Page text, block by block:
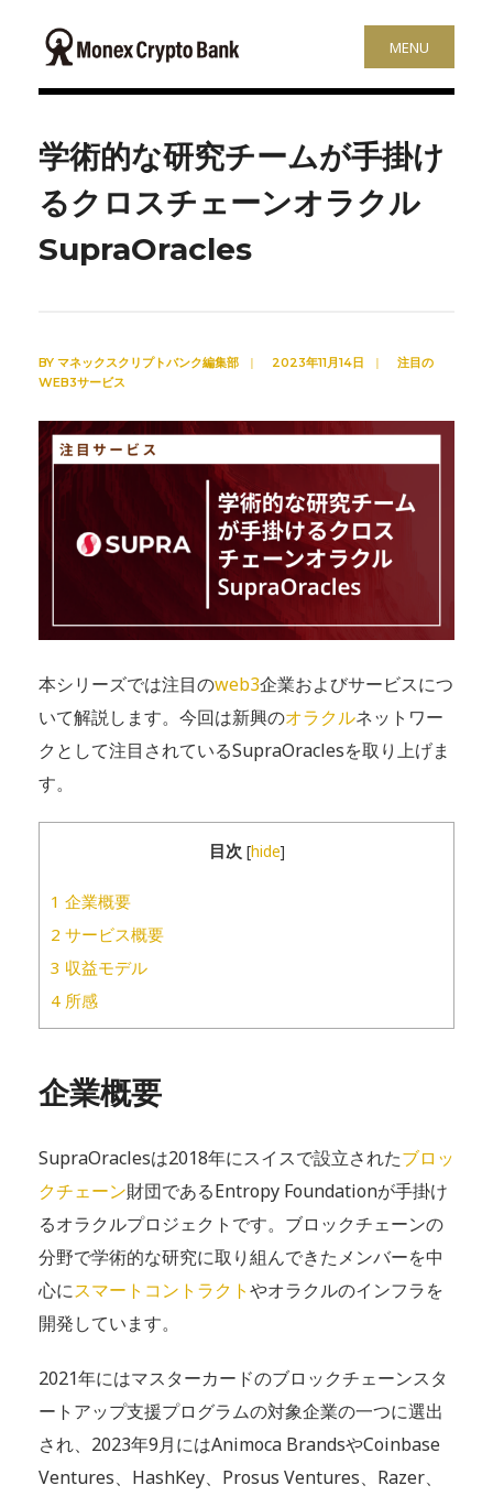
MENU
学術的な研究チームが手掛け
るクロスチェーンオラクル
SupraOracles
BY マネックスクリプトバンク編集部 | 2023年11月14日 |
注目の
WEB3サービス
本シリーズでは注目のweb3企業およびサービスにつ
いて解説します。今回は新興のオラクルネットワー
クとして注目されているSupraOraclesを取り上げま
す。
目次 [hide]
1 企業概要
2 サービス概要
3 収益モデル
4 所感
企業概要
SupraOraclesは2018年にスイスで設立されたブロッ
クチェーン財団であるEntropy Foundationが手掛け
るオラクルプロジェクトです。ブロックチェーンの
分野で学術的な研究に取り組んできたメンバーを中
心にスマートコントラクトやオラクルのインフラを
開発しています。
2021年にはマスターカードのブロックチェーンスタ
ートアップ支援プログラムの対象企業の一つに選出
され、2023年9月にはAnimoca BrandsやCoinbase
Ventures、HashKey、Prosus Ventures、Razer、